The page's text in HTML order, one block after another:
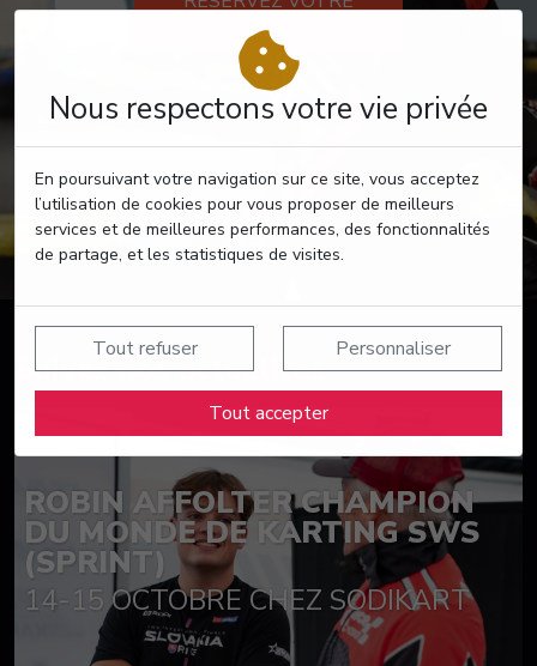
Nous respectons votre vie privée
En poursuivant votre navigation sur ce site, vous acceptez
l’utilisation de cookies pour vous proposer de meilleurs
services et de meilleures performances, des fonctionnalités
de partage, et les statistiques de visites.
Tout refuser Personnaliser
Tout accepter
PASSAGE
Suivez nos actualités
ROBIN AFFOLTER CHAMPION
DU MONDE DE KARTING SWS
(SPRINT)
14-15 OCTOBRE CHEZ SODIKART